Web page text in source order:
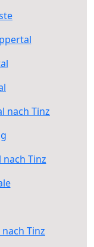
nach Tinz
Tinz
Tinz